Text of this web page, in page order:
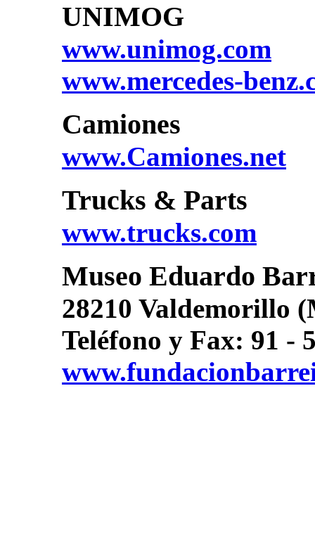
UNIMOG
www.unimog.com
www.mercedes-
Camiones
www.Camiones.net
Trucks & Parts
www.trucks.com
Museo Eduardo
28210 Valdemorillo
Teléfono y Fax: 91 -